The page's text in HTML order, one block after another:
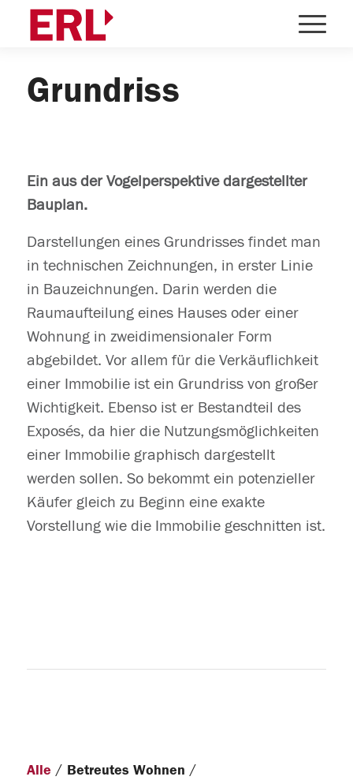
Grundriss
Ein aus der Vogelperspektive dargestellter
Bauplan.
Darstellungen eines Grundrisses findet man
in technischen Zeichnungen, in erster Linie
in Bauzeichnungen. Darin werden die
Raumaufteilung eines Hauses oder einer
Wohnung in zweidimensionaler Form
abgebildet. Vor allem für die Verkäuflichkeit
einer Immobilie ist ein Grundriss von großer
Wichtigkeit. Ebenso ist er Bestandteil des
Exposés, da hier die Nutzungsmöglichkeiten
einer Immobilie graphisch dargestellt
werden sollen. So bekommt ein potenzieller
Käufer gleich zu Beginn eine exakte
Vorstellung wie die Immobilie geschnitten ist.
Alle / Betreutes Wohnen /